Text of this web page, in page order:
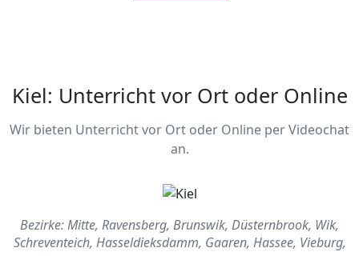
Kiel: Unterricht vor Ort oder Online
Wir bieten Unterricht vor Ort oder Online per Videochat
an.
Bezirke: Mitte, Ravensberg, Brunswik, Düsternbrook, Wik,
Schreventeich, Hasseldieksdamm, Gaaren, Hassee, Vieburg,